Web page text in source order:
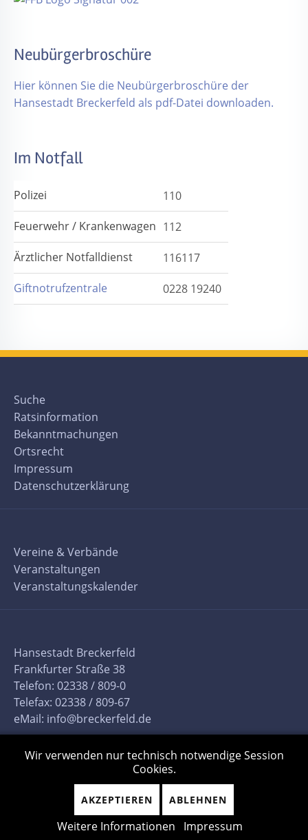
Neubürgerbroschüre
Hier können Sie die Neubürgerbroschüre der
Hansestadt Breckerfeld als pdf-Datei downloaden.
Im Notfall
Polizei
110
Feuerwehr / Krankenwagen 112
Ärztlicher Notfalldienst
116117
Giftnotrufzentrale
0228 19240
Suche
Ratsinformation
Bekanntmachungen
Ortsrecht
Impressum
Datenschutzerklärung
Vereine & Verbände
Veranstaltungen
Veranstaltungskalender
Hansestadt Breckerfeld
Frankfurter Straße 38
Telefon: 02338 / 809-0
Telefax: 02338 / 809-67
eMail: info@breckerfeld.de
Wir verwenden nur technisch notwendige Session
Cookies.
AKZEPTIEREN ABLEHNEN
Weitere Informationen Impressum